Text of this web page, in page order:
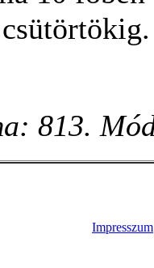
813.
Impresszum